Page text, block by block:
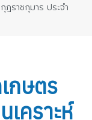
ฎราชกุมาร ประจำ
กษตร
เคราะห์